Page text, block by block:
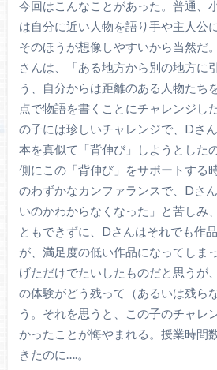
今回はこんなことがあった。普通、
は自分に近い人物を語り手や主人公
そのほうが想像しやすいから当然だ
さんは、「ある地方から別の地方に
う、自分からは距離のある人物たち
点で物語を書くことにチャレンジし
の子には珍しいチャレンジで、Dさ
本を真似て「背伸び」しようとした
側にこの「背伸び」をサポートする
のわずかなカンファランスで、Dさ
いのかわからなくなった」と苦しみ
ともできずに、Dさんはそれでも作
が、満足度の低い作品になってしま
げただけでたいしたものだと思うが
の体験がどう残って（あるいは残ら
う。それを思うと、この子のチャレ
かったことが悔やまれる。授業時間
きたのに….。